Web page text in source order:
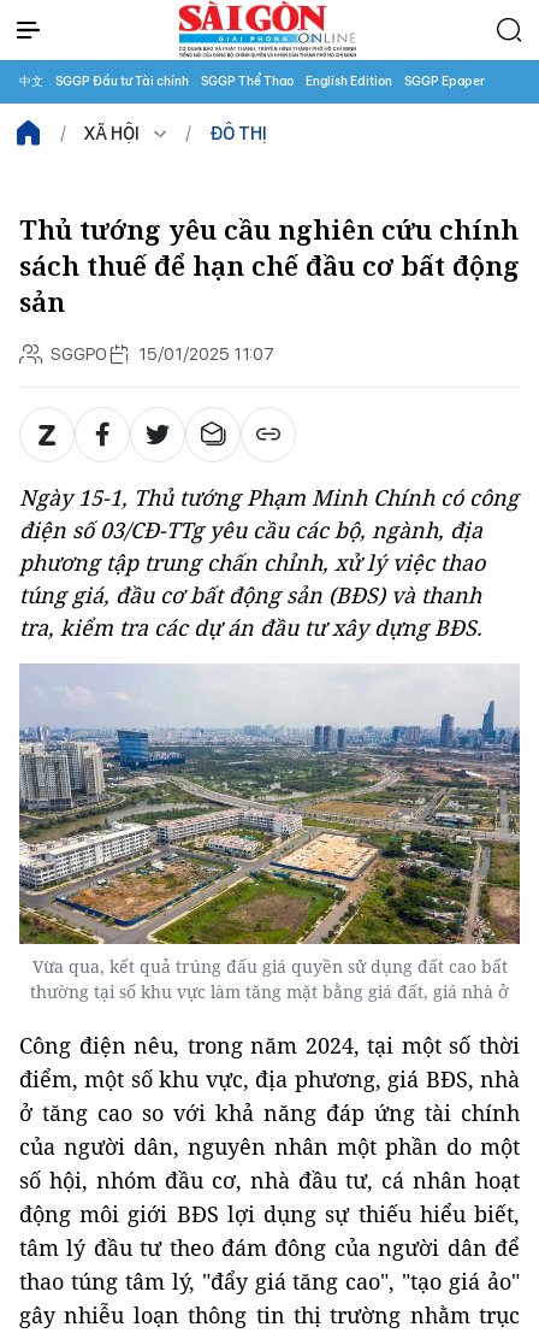
中文 SGGP Đầu tư Tài chính SGGP Thể Thao English Edition SGGP Epaper
XÃ HỘI ĐÔ THỊ
Thủ tướng yêu cầu nghiên cứu chính
sách thuế để hạn chế đầu cơ bất động
sản
SGGPO 15/01/2025 11:07
Ngày 15-1, Thủ tướng Phạm Minh Chính có công
điện số 03/CĐ-TTg yêu cầu các bộ, ngành, địa
phương tập trung chấn chỉnh, xử lý việc thao
túng giá, đầu cơ bất động sản (BĐS) và thanh
tra, kiểm tra các dự án đầu tư xây dựng BĐS.
Vừa qua, kết quả trúng đấu giá quyền sử dụng đất cao bất
thường tại số khu vực làm tăng mặt bằng giá đất, giá nhà ở
Công điện nêu, trong năm 2024, tại một số thời
điểm, một số khu vực, địa phương, giá BĐS, nhà
ở tăng cao so với khả năng đáp ứng tài chính
của người dân, nguyên nhân một phần do một
số hội, nhóm đầu cơ, nhà đầu tư, cá nhân hoạt
động môi giới BĐS lợi dụng sự thiếu hiểu biết,
tâm lý đầu tư theo đám đông của người dân để
thao túng tâm lý, "đẩy giá tăng cao", "tạo giá ảo"
gây nhiễu loạn thông tin thị trường nhằm trục